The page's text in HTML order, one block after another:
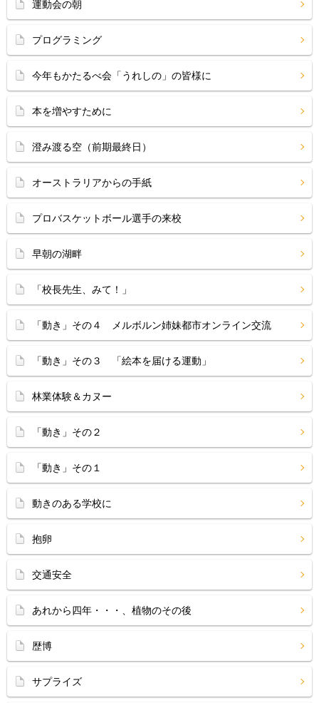
運動会の朝
プログラミング
今年もかたるべ会「うれしの」の皆様に
本を増やすために
澄み渡る空（前期最終日）
オーストラリアからの手紙
プロバスケットボール選手の来校
早朝の湖畔
「校長先生、みて！」
「動き」その４ メルボルン姉妹都市オンライン交流
「動き」その３ 「絵本を届ける運動」
林業体験＆カヌー
「動き」その２
「動き」その１
動きのある学校に
抱卵
交通安全
あれから四年・・・、植物のその後
歴博
サプライズ